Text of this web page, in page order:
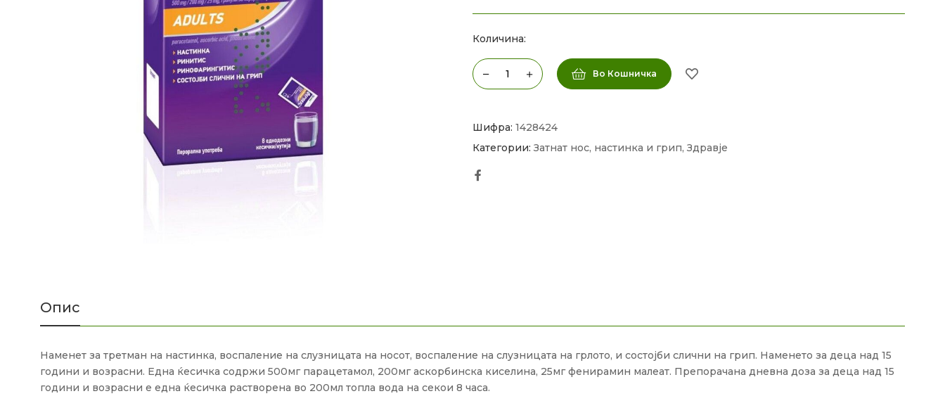
Количина:
Во Кошничка
Шифра: 1428424
Категории: Затнат нос, настинка и грип, Здравје
Опис
Наменет за третман на настинка, воспаление на слузницата на носот, воспаление на слузницата на грлото, и состојби слични на грип. Наменето за деца над 15
години и возрасни. Една ќесичка содржи 500мг парацетамол, 200мг аскорбинска киселина, 25мг фенирамин малеат. Препорачана дневна доза за деца над 15
години и возрасни е една ќесичка растворена во 200мл топла вода на секои 8 часа.